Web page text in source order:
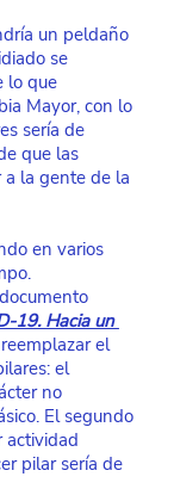
un peldaño
se
lo que
Mayor, con lo
sería de
que las
a la gente de la
en varios
19. Hacia un
el
el
no
El segundo
actividad
pilar sería de